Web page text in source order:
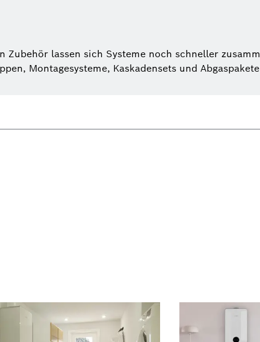
lassen sich Systeme noch schneller
Montagesysteme, Kaskadensets und